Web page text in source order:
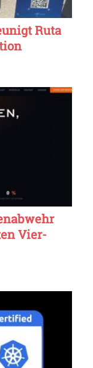
Ruta
Vier-